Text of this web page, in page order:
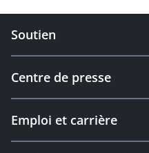
Soutien
Centre de presse
Emploi et carrière